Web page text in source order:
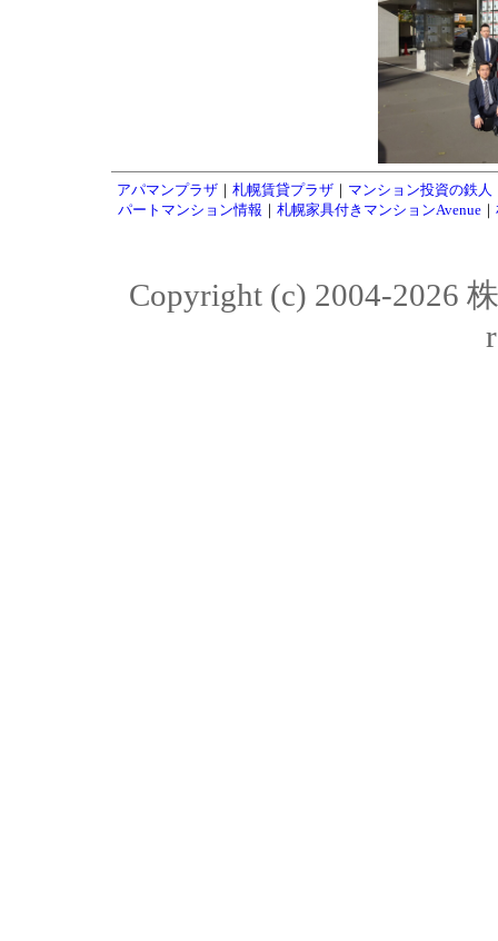
アパマンプラザ ｜ 札幌賃貸プラザ ｜ マンション投資の鉄人
パートマンション情報 ｜ 札幌家具付きマンションAvenue｜
Copyright (c) 2004-2026